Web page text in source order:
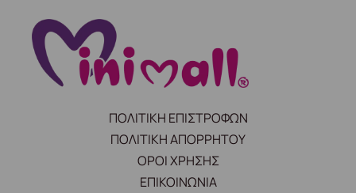
ΠΟΛΙΤΙΚΗ ΕΠΙΣΤΡΟΦΩΝ
ΠΟΛΙΤΙΚΗ ΑΠΟΡΡΗΤΟΥ
ΟΡΟΙ ΧΡΗΣΗΣ
ΕΠΙΚΟΙΝΩΝΙΑ